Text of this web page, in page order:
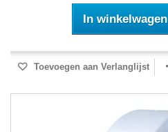
In winkelwagen
Toevoegen aan Verlanglijst